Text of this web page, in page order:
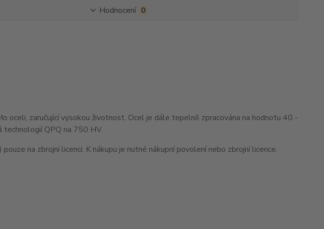
Hodnocení 0
oceli, zaručující vysokou životnost. Ocel je dále tepelně zpracována na hodnotu 40 -
technologií QPQ na 750 HV.
na zbrojní licenci. K nákupu je nutné nákupní povolení nebo zbrojní licence.